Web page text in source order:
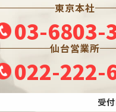
東京本社
03-6803-
仙台営業所
022-222-
受